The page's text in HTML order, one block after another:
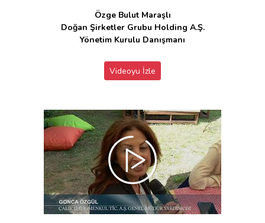
Özge Bulut Maraşlı
Doğan Şirketler Grubu Holding A.Ş.
Yönetim Kurulu Danışmanı
Videoyu İzle